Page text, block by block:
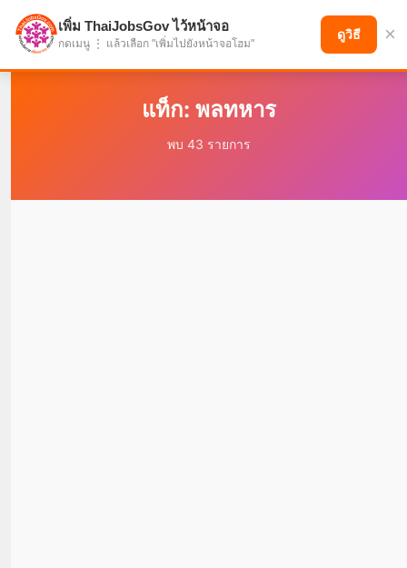
แบ่งปันโอกาส เพื่ออนาคตที่ก้าวหน้า
แท็ก: พลทหาร
พบ 43 รายการ
เพิ่ม ThaiJobsGov ไว้หน้าจอ
กดเมนู ⋮ แล้วเลือก "เพิ่มไปยังหน้าจอโฮม"
ดูวิธี ×